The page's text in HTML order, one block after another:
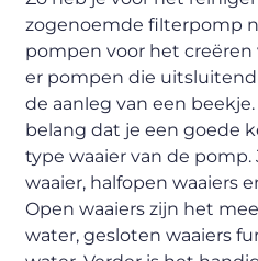
zogenoemde filterpomp
pompen voor het creëren
er pompen die
de aanleg van een
belang dat je een goede
type waaier van de
waaier, halfopen waaiers
Open waaiers zijn het
water, gesloten waaiers